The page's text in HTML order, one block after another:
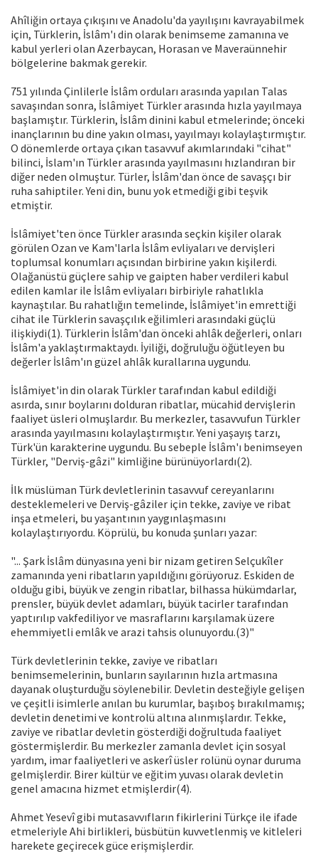
Ahîliğin ortaya çıkışını ve Anadolu'da yayılışını kavrayabilmek
için, Türklerin, İslâm'ı din olarak benimseme zamanına ve
kabul yerleri olan Azerbaycan, Horasan ve Maveraünnehir
bölgelerine bakmak gerekir.
751 yılında Çinlilerle İslâm orduları arasında yapılan Talas
savaşından sonra, İslâmiyet Türkler arasında hızla yayılmaya
başlamıştır. Türklerin, İslâm dinini kabul etmelerinde; önceki
inançlarının bu dine yakın olması, yayılmayı kolaylaştırmıştır.
O dönemlerde ortaya çıkan tasavvuf akımlarındaki "cihat"
bilinci, İslam'ın Türkler arasında yayılmasını hızlandıran bir
diğer neden olmuştur. Türler, İslâm'dan önce de savaşçı bir
ruha sahiptiler. Yeni din, bunu yok etmediği gibi teşvik
etmiştir.
İslâmiyet'ten önce Türkler arasında seçkin kişiler olarak
görülen Ozan ve Kam'larla İslâm evliyaları ve dervişleri
toplumsal konumları açısından birbirine yakın kişilerdi.
Olağanüstü güçlere sahip ve gaipten haber verdileri kabul
edilen kamlar ile İslâm evliyaları birbiriyle rahatlıkla
kaynaştılar. Bu rahatlığın temelinde, İslâmiyet'in emrettiği
cihat ile Türklerin savaşçılık eğilimleri arasındaki güçlü
ilişkiydi(1). Türklerin İslâm'dan önceki ahlâk değerleri, onları
İslâm'a yaklaştırmaktaydı. İyiliği, doğruluğu öğütleyen bu
değerler İslâm'ın güzel ahlâk kurallarına uygundu.
İslâmiyet'in din olarak Türkler tarafından kabul edildiği
asırda, sınır boylarını dolduran ribatlar, mücahid dervişlerin
faaliyet üsleri olmuşlardır. Bu merkezler, tasavvufun Türkler
arasında yayılmasını kolaylaştırmıştır. Yeni yaşayış tarzı,
Türk'ün karakterine uygundu. Bu sebeple İslâm'ı benimseyen
Türkler, "Derviş-gâzi" kimliğine bürünüyorlardı(2).
İlk müslüman Türk devletlerinin tasavvuf cereyanlarını
desteklemeleri ve Derviş-gâziler için tekke, zaviye ve ribat
inşa etmeleri, bu yaşantının yaygınlaşmasını
kolaylaştırıyordu. Köprülü, bu konuda şunları yazar:
"... Şark İslâm dünyasına yeni bir nizam getiren Selçukîler
zamanında yeni ribatların yapıldığını görüyoruz. Eskiden de
olduğu gibi, büyük ve zengin ribatlar, bilhassa hükümdarlar,
prensler, büyük devlet adamları, büyük tacirler tarafından
yaptırılıp vakfediliyor ve masraflarını karşılamak üzere
ehemmiyetli emlâk ve arazi tahsis olunuyordu.(3)"
Türk devletlerinin tekke, zaviye ve ribatları
benimsemelerinin, bunların sayılarının hızla artmasına
dayanak oluşturduğu söylenebilir. Devletin desteğiyle gelişen
ve çeşitli isimlerle anılan bu kurumlar, başıboş bırakılmamış;
devletin denetimi ve kontrolü altına alınmışlardır. Tekke,
zaviye ve ribatlar devletin gösterdiği doğrultuda faaliyet
göstermişlerdir. Bu merkezler zamanla devlet için sosyal
yardım, imar faaliyetleri ve askerî üsler rolünü oynar duruma
gelmişlerdir. Birer kültür ve eğitim yuvası olarak devletin
genel amacına hizmet etmişlerdir(4).
Ahmet Yesevî gibi mutasavvıfların fikirlerini Türkçe ile ifade
etmeleriyle Ahi birlikleri, büsbütün kuvvetlenmiş ve kitleleri
harekete geçirecek güce erişmişlerdir.